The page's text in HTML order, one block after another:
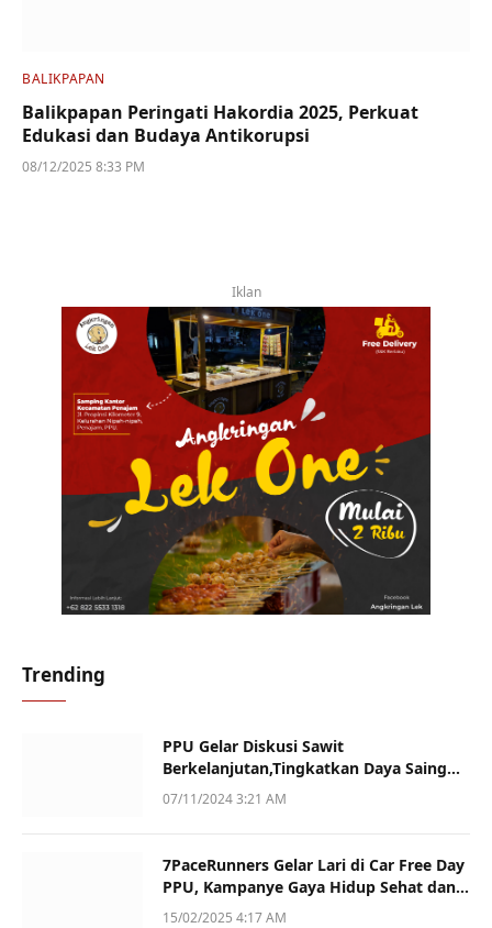
BALIKPAPAN
Balikpapan Peringati Hakordia 2025, Perkuat
Edukasi dan Budaya Antikorupsi
08/12/2025 8:33 PM
Iklan
Trending
PPU Gelar Diskusi Sawit
Berkelanjutan,Tingkatkan Daya Saing
dan Kualitas
07/11/2024 3:21 AM
7PaceRunners Gelar Lari di Car Free Day
PPU, Kampanye Gaya Hidup Sehat dan
Dukung UMKM
15/02/2025 4:17 AM